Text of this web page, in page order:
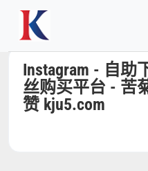
Instagram - 自助
丝购买平台 - 苦
赞 kju5.com